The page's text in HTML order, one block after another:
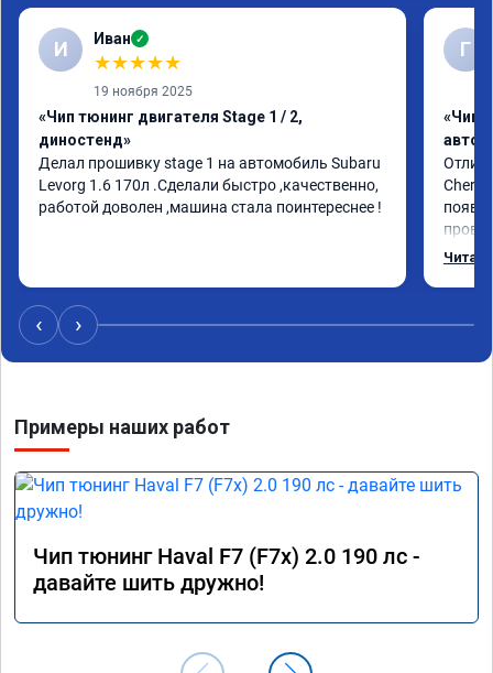
И Иван ✓
★★★★★
19 ноября 2025
«Чип тюнинг двигателя Stage 1 / 2,
диностенд»
Делал прошивку stage 1 на автомобиль Subaru
Levorg 1.6 170л .Сделали быстро ,качественно,
работой доволен ,машина стала поинтереснее !
Г
«Чип
Chery
‹ ›
Примеры наших работ
Чип тюнинг Haval F7 (F7x) 2.0 190 лс -
давайте шить дружно!